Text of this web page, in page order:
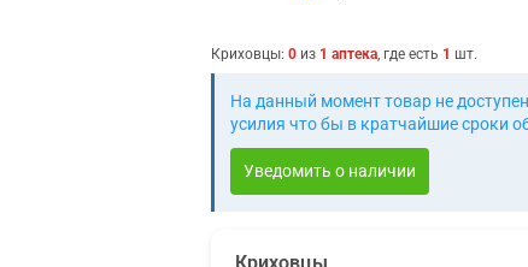
Криховцы: 0 из 1 аптека, где есть 1 шт.
На данный момент товар не
усилия что бы в кратчайшие сроки
Уведомить о наличии